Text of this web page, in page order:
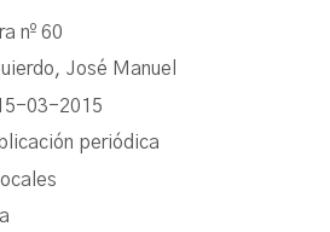
nº 60
José Manuel
03-2015
periódica